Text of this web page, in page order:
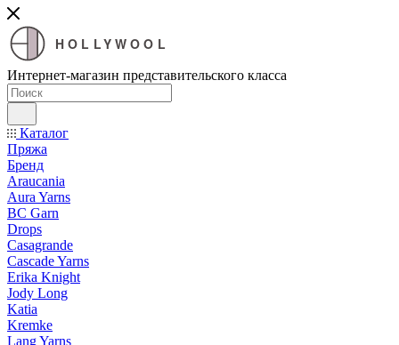
HOLLYWOOL
Интернет-магазин представительского класса
Каталог
Пряжа
Бренд
Araucania
Aura Yarns
BC Garn
Drops
Casagrande
Cascade Yarns
Erika Knight
Jody Long
Katia
Kremke
Lang Yarns